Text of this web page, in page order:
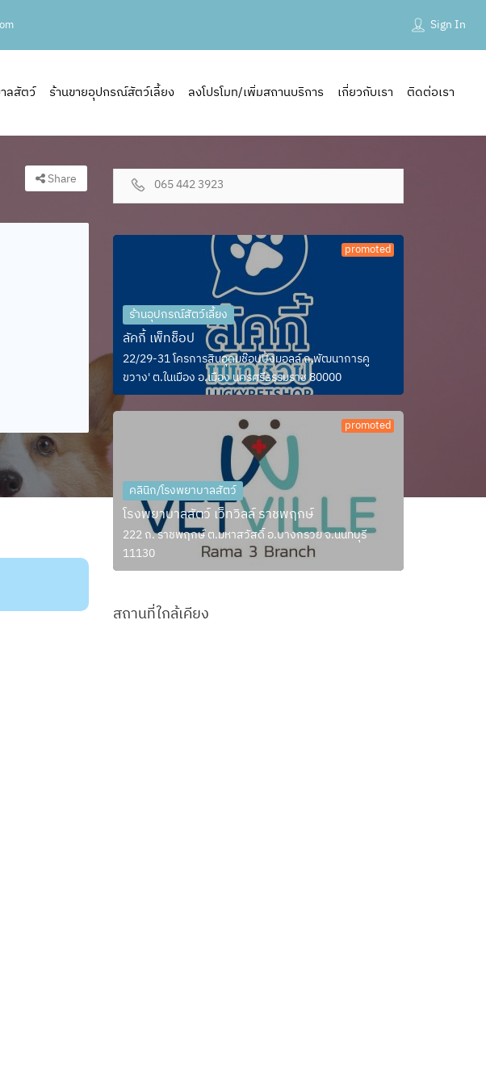
Sign In
ลสัตว์ ร้านขายอุปกรณ์สัตว์เลี้ยง ลงโปรโมท/เพิ่มสถานบริการ เกี่ยวกับเรา ติดต่อเรา
Share 065 442 3923
promoted
ร้านอุปกรณ์สัตว์เลี้ยง
ลัคกี้ เพ็ทช็อป
22/29-31 โครการสินอุดมช๊อปปิ้งมอลล์ ถ.พัฒนาการคู
ขวาง' ต.ในเมือง อ.เมือง นครศรีธรรมราช 80000
promoted
คลินิก/โรงพยาบาลสัตว์
โรงพยาบาลสัตว์ เว็ทวิลล์ ราชพฤกษ์
222 ถ. ราชพฤกษ์ ต.มหาสวัสดิ์ อ.บางกรวย จ.นนทบุรี
11130
สถานที่ใกล้เคียง